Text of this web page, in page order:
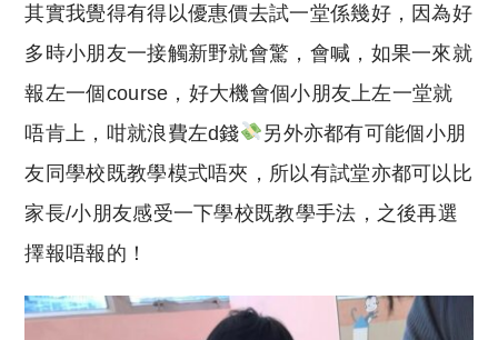
其實我覺得有得以優惠價去試一堂係幾好，因為好
多時小朋友一接觸新野就會驚，會喊，如果一來就
報左一個course，好大機會個小朋友上左一堂就
唔肯上，咁就浪費左d錢
另外亦都有可能個小朋
友同學校既教學模式唔夾，所以有試堂亦都可以比
家長/小朋友感受一下學校既教學手法，之後再選
擇報唔報的！